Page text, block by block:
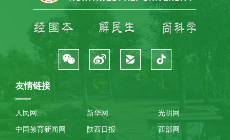
友情链接
人民网 新华网
光明网
中国教育新闻网
陕西日报 西部网